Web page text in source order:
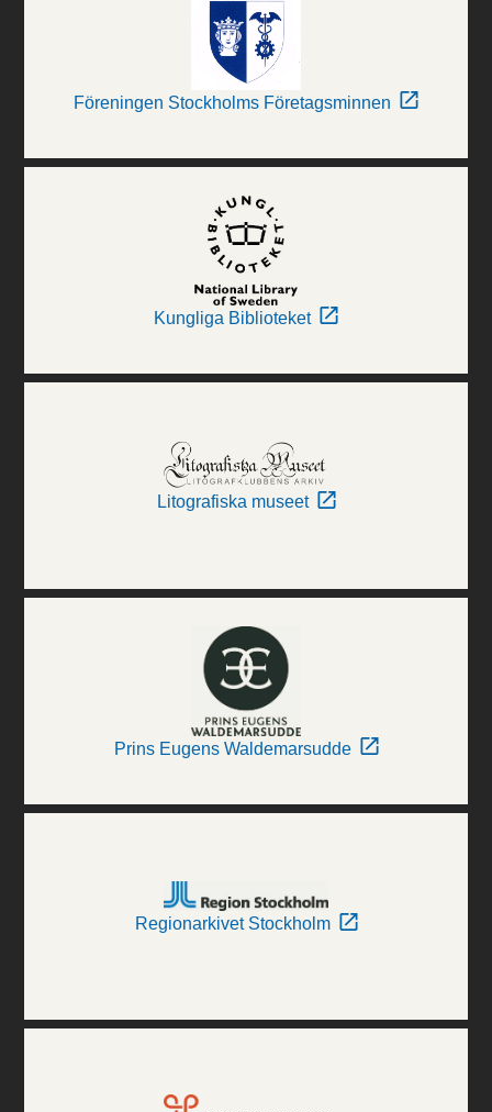
Föreningen Stockholms Företagsminnen
Kungliga Biblioteket
Litografiska museet
Prins Eugens Waldemarsudde
Regionarkivet Stockholm